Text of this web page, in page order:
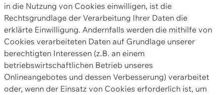
in die Nutzung von Cookies einwilligen, ist die
Rechtsgrundlage der Verarbeitung Ihrer Daten die
erklärte Einwilligung. Andernfalls werden die mithilfe von
Cookies verarbeiteten Daten auf Grundlage unserer
berechtigten Interessen (z.B. an einem
betriebswirtschaftlichen Betrieb unseres
Onlineangebotes und dessen Verbesserung) verarbeitet
oder, wenn der Einsatz von Cookies erforderlich ist, um